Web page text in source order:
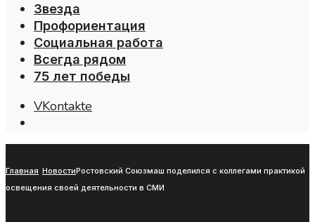
Звезда
Профориентация
Социальная работа
Всегда рядом
75 лет победы
VKontakte
Главная НовостиРостовский Союзмаш поделился с коллегами практикой
освещения своей деятельности в СМИ